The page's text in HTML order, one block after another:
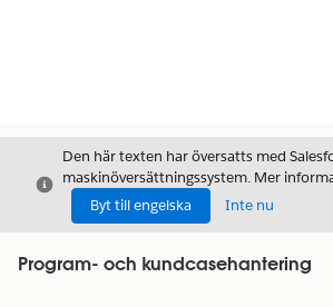
Stäng
Den här texten har översatts med
maskinöversättningssystem. Mer
Byt till engelska
Inte nu
Program- och kundcasehantering